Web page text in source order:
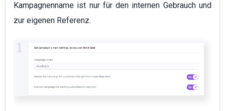
Kampagnenname ist nur für den internen Gebrauch und
zur eigenen Referenz.